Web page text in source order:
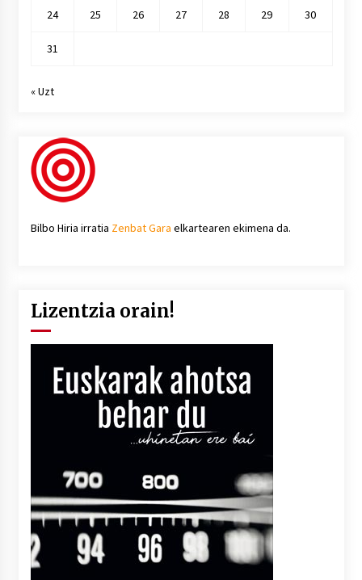
24 25 26 27 28 29 30
31
« Uzt
Bilbo Hiria irratia Zenbat Gara elkartearen ekimena da.
Lizentzia orain!